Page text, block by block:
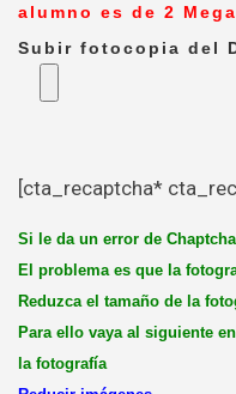
alumno es de 2
Subir fotocopia del
[cta_recaptcha*
Si le da un error de
El problema es que la
Reduzca el tamaño de la
Para ello vaya al siguiente
la fotografía